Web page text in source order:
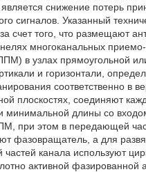
является снижение потерь
сигналов. Указанный
за счет того, что размещают
многоканальных
в узлах прямоугольной
и горизонтали,
соответственно в
плоскостях, соединяют
минимальной длины со
при этом в передающей
фазовращатель, а для
канала используют
активной фазированной